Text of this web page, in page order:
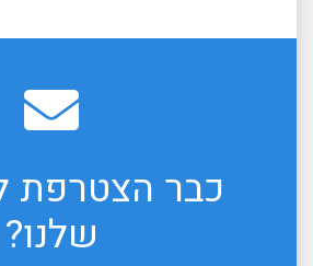
כבר הצטרפת
שלנו?